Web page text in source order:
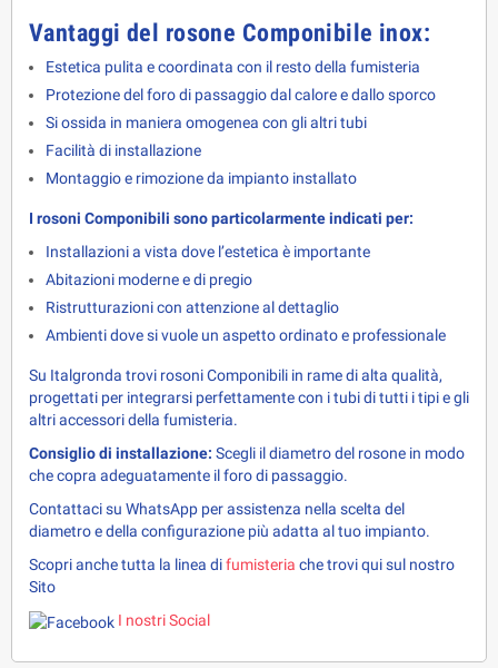
Vantaggi del rosone Componibile inox:
Estetica pulita e coordinata con il resto della fumisteria
Protezione del foro di passaggio dal calore e dallo sporco
Si ossida in maniera omogenea con gli altri tubi
Facilità di installazione
Montaggio e rimozione da impianto installato
I rosoni Componibili sono particolarmente indicati per:
Installazioni a vista dove l’estetica è importante
Abitazioni moderne e di pregio
Ristrutturazioni con attenzione al dettaglio
Ambienti dove si vuole un aspetto ordinato e professionale
Su Italgronda trovi rosoni Componibili in rame di alta qualità,
progettati per integrarsi perfettamente con i tubi di tutti i tipi e gli
altri accessori della fumisteria.
Consiglio di installazione: Scegli il diametro del rosone in modo
che copra adeguatamente il foro di passaggio.
Contattaci su WhatsApp per assistenza nella scelta del
diametro e della configurazione più adatta al tuo impianto.
Scopri anche tutta la linea di fumisteria che trovi qui sul nostro
Sito
I nostri Social